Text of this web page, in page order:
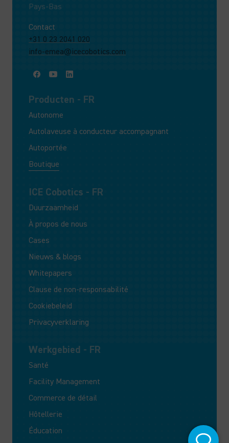
Pays-Bas
Contact
+31 0 23 2041 020
info-emea@icecobotics.com
Producten - FR
Autonome
Autolaveuse à conducteur accompagnant
Autoportée
Boutique
ICE Cobotics - FR
Duurzaamheid
À propos de nous
Cases
Nieuws & blogs
Whitepapers
Clause de non-responsabilité
Cookiebeleid
Privacyverklaring
Werkgebied - FR
Santé
Facility Management
Commerce de détail
Hôtellerie
Éducation